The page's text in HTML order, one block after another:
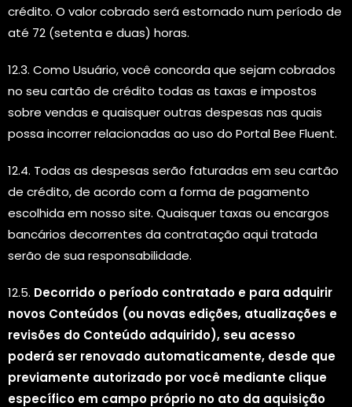
crédito. O valor cobrado será estornado num período de
até 72 (setenta e duas) horas.
12.3. Como Usuário, você concorda que sejam cobrados
no seu cartão de crédito todas as taxas e impostos
sobre vendas e quaisquer outras despesas nas quais
possa incorrer relacionadas ao uso do Portal Bee Fluent.
12.4. Todas as despesas serão faturadas em seu cartão
de crédito, de acordo com a forma de pagamento
escolhida em nosso site. Quaisquer taxas ou encargos
bancários decorrentes da contratação aqui tratada
serão de sua responsabilidade.
12.5. Decorrido o período contratado e para adquirir
novos Conteúdos (ou novas edições, atualizações e
revisões do Conteúdo adquirido), seu acesso
poderá ser renovado automaticamente, desde que
previamente autorizado por você mediante clique
específico em campo próprio no ato da aquisição